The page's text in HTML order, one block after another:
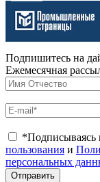
Подпишитесь на
Ежемесячная
*Подписываясь
пользования и
персональных
Отправить